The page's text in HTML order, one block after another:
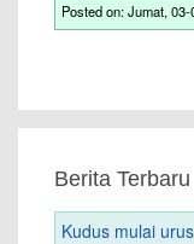
Posted on: Jumat,
Berita Terbaru
Kudus mulai